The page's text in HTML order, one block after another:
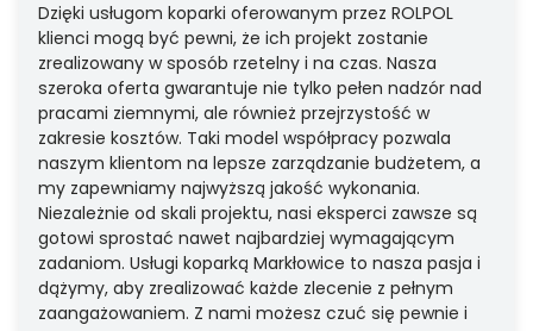
Dzięki usługom koparki oferowanym przez ROLPOL
klienci mogą być pewni, że ich projekt zostanie
zrealizowany w sposób rzetelny i na czas. Nasza
szeroka oferta gwarantuje nie tylko pełen nadzór nad
pracami ziemnymi, ale również przejrzystość w
zakresie kosztów. Taki model współpracy pozwala
naszym klientom na lepsze zarządzanie budżetem, a
my zapewniamy najwyższą jakość wykonania.
Niezależnie od skali projektu, nasi eksperci zawsze są
gotowi sprostać nawet najbardziej wymagającym
zadaniom. Usługi koparką Markłowice to nasza pasja i
dążymy, aby zrealizować każde zlecenie z pełnym
zaangażowaniem. Z nami możesz czuć się pewnie i